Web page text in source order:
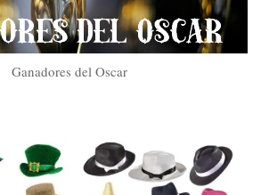
Ganadores del Oscar